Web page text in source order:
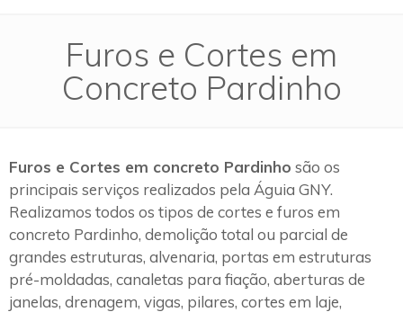
Furos e Cortes em
Concreto Pardinho
Furos e Cortes em concreto Pardinho são os
principais serviços realizados pela Águia GNY.
Realizamos todos os tipos de cortes e furos em
concreto Pardinho, demolição total ou parcial de
grandes estruturas, alvenaria, portas em estruturas
pré-moldadas, canaletas para fiação, aberturas de
janelas, drenagem, vigas, pilares, cortes em laje,